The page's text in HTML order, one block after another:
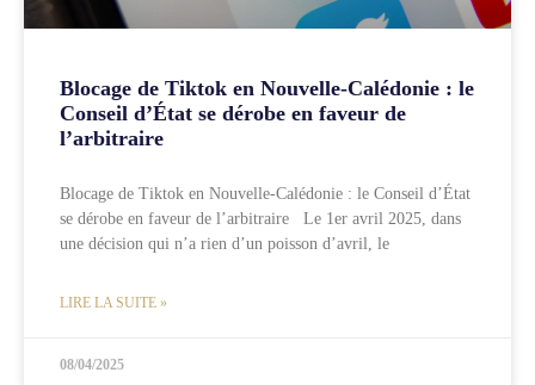
Blocage de Tiktok en Nouvelle-Calédonie : le
Conseil d’État se dérobe en faveur de
l’arbitraire
Blocage de Tiktok en Nouvelle-Calédonie : le Conseil d’État
se dérobe en faveur de l’arbitraire Le 1er avril 2025, dans
une décision qui n’a rien d’un poisson d’avril, le
LIRE LA SUITE »
08/04/2025